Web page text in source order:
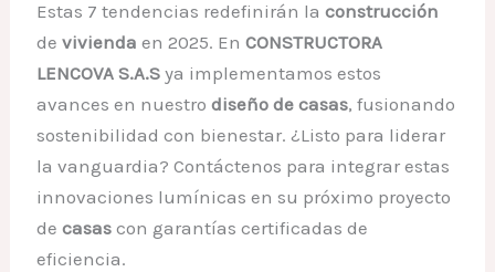
Estas 7 tendencias redefinirán laconstrucción
devivienda en 2025. EnCONSTRUCTORA
LENCOVA S.A.S ya implementamos estos
avances en nuestrodiseño de casas, fusionando
sostenibilidad con bienestar. ¿Listo para liderar
la vanguardia? Contáctenos para integrar estas
innovaciones lumínicas en su próximo proyecto
decasas con garantías certificadas de
eficiencia.